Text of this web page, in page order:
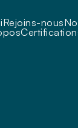
Rejoins-nous